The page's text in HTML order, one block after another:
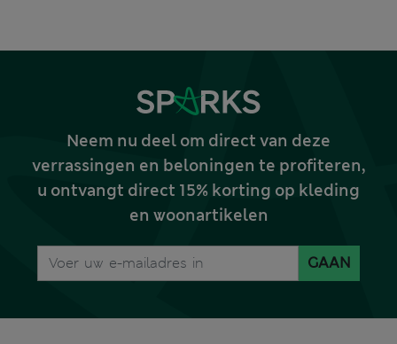
Neem nu deel om direct van deze
verrassingen en beloningen te profiteren,
u ontvangt direct 15% korting op kleding
en woonartikelen
GAAN